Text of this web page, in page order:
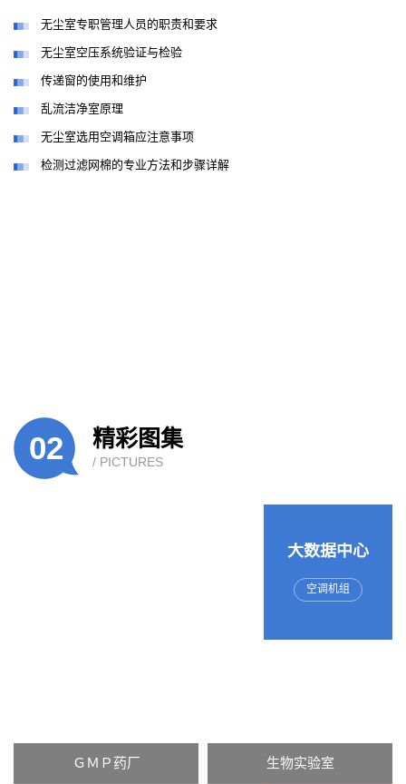
无尘室专职管理人员的职责和要求
无尘室空压系统验证与检验
传递窗的使用和维护
乱流洁净室原理
无尘室选用空调箱应注意事项
检测过滤网棉的专业方法和步骤详解
02 精彩图集
/ PICTURES
大数据中心
空调机组
ＧＭＰ药厂 生物实验室